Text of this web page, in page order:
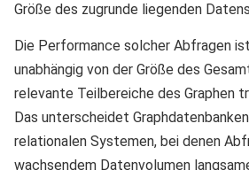
Größe des zugrunde liegenden
Die Performance solcher Abfragen
unabhängig von der Größe des
relevante Teilbereiche des Graphen
Das unterscheidet
relationalen Systemen, bei denen
wachsendem Datenvolumen